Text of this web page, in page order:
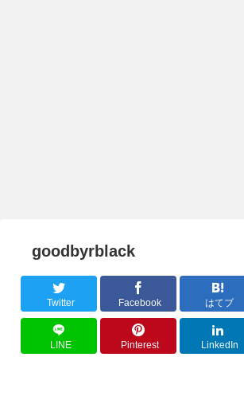
goodbyrblack
Twitter Facebook はてブ
LINE Pinterest LinkedIn